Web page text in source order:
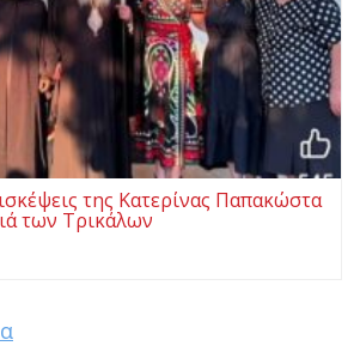
της Κατερίνας Παπακώστα
των Τρικάλων